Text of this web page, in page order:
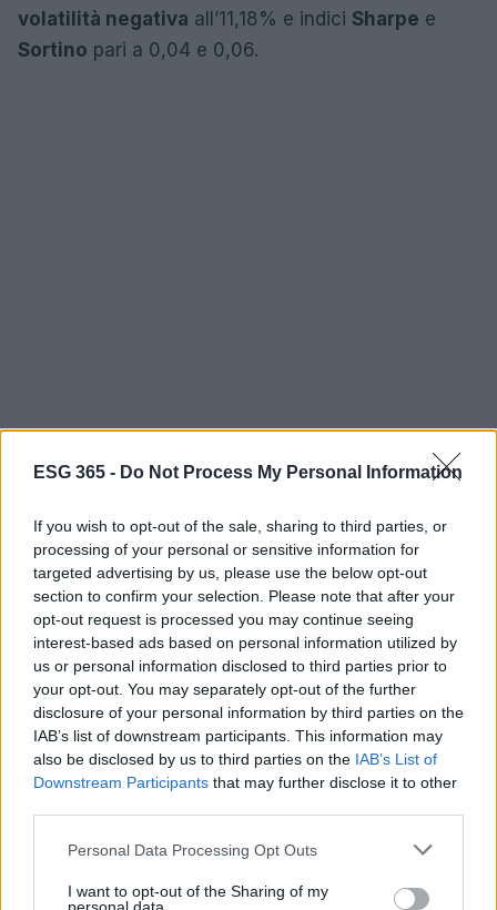
ESG 365 - Do Not Process My Personal Information
If you wish to opt-out of the sale, sharing to third parties, or
processing of your personal or sensitive information for
targeted advertising by us, please use the below opt-out
section to confirm your selection. Please note that after your
opt-out request is processed you may continue seeing
interest-based ads based on personal information utilized by
us or personal information disclosed to third parties prior to
your opt-out. You may separately opt-out of the further
disclosure of your personal information by third parties on the
IAB’s list of downstream participants. This information may
also be disclosed by us to third parties on the IAB’s List of
Downstream Participants that may further disclose it to other
Please note that this website/app uses one or more Google
not limited to your visit or usage behaviour. You may click to
Personal Data Processing Opt Outs
I want to opt-out of the Sharing of my
volatilità negativa all’11,18% e indici Sharpe e
Sortino pari a 0,04 e 0,06.
Questi indicatori suggeriscono che, sebbene il
rendimento legate ai trend tematici ESG, presenta
anche una esposizione significativa alla volatilità di
mercato. Gli investitori dovrebbero quindi
considerare la tolleranza al rischio e l’orizzonte
temporale prima di investire, verificando anche
documenti integrativi e il prospetto informativo
della gestione.
AUTORE
Andrea Innocenti
rientro di una cronista napoletana durante una